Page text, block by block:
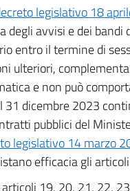
legislativo 18
degli avvisi e dei
entro il termine di
ulteriori,
e non può
dicembre 2023
pubblici del
legislativo 14 marzo
efficacia gli
19, 20, 21, 22,